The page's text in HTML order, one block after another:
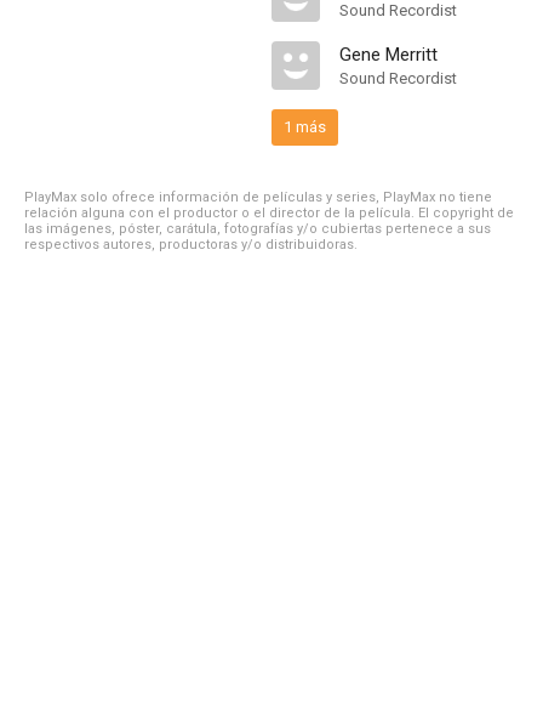
Sound Recordist
Gene Merritt
Sound Recordist
1 más
PlayMax solo ofrece información de películas y series, PlayMax no tiene
relación alguna con el productor o el director de la película. El copyright de
las imágenes, póster, carátula, fotografías y/o cubiertas pertenece a sus
respectivos autores, productoras y/o distribuidoras.